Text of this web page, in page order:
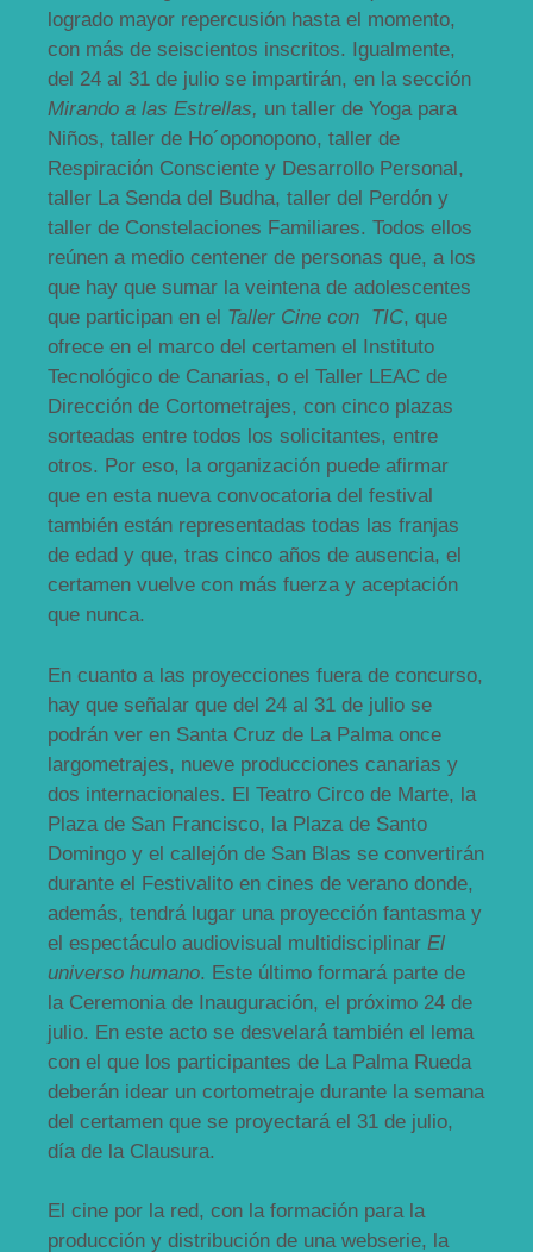
logrado mayor repercusión hasta el momento,
con más de seiscientos inscritos. Igualmente,
del 24 al 31 de julio se impartirán, en la sección
Mirando a las Estrellas, un taller de Yoga para
Niños, taller de Ho´oponopono, taller de
Respiración Consciente y Desarrollo Personal,
taller La Senda del Budha, taller del Perdón y
taller de Constelaciones Familiares. Todos ellos
reúnen a medio centener de personas que, a los
que hay que sumar la veintena de adolescentes
que participan en el Taller Cine con TIC, que
ofrece en el marco del certamen el Instituto
Tecnológico de Canarias, o el Taller LEAC de
Dirección de Cortometrajes, con cinco plazas
sorteadas entre todos los solicitantes, entre
otros. Por eso, la organización puede afirmar
que en esta nueva convocatoria del festival
también están representadas todas las franjas
de edad y que, tras cinco años de ausencia, el
certamen vuelve con más fuerza y aceptación
que nunca.
En cuanto a las proyecciones fuera de concurso,
hay que señalar que del 24 al 31 de julio se
podrán ver en Santa Cruz de La Palma once
largometrajes, nueve producciones canarias y
dos internacionales. El Teatro Circo de Marte, la
Plaza de San Francisco, la Plaza de Santo
Domingo y el callejón de San Blas se convertirán
durante el Festivalito en cines de verano donde,
además, tendrá lugar una proyección fantasma y
el espectáculo audiovisual multidisciplinar El
universo humano. Este último formará parte de
la Ceremonia de Inauguración, el próximo 24 de
julio. En este acto se desvelará también el lema
con el que los participantes de La Palma Rueda
deberán idear un cortometraje durante la semana
del certamen que se proyectará el 31 de julio,
día de la Clausura.
El cine por la red, con la formación para la
producción y distribución de una webserie, la